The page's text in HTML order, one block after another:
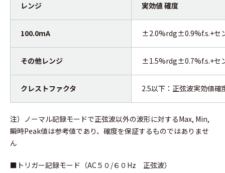
レンジ 実効値 確度
100.0mA ±2.0%rdg±0.9%f.s.+セ
その他レンジ ±1.5%rdg±0.7%f.s.+セ
クレストファクタ 2.5以下：正弦波実効値
注）ノーマル記録モードで正弦波以外の波形に対するMax, Min,
瞬時Peak値は参考値であり、確度を保証するものではありませ
ん
■ トリガー記録モード（AC５０/６０Hz 正弦波）